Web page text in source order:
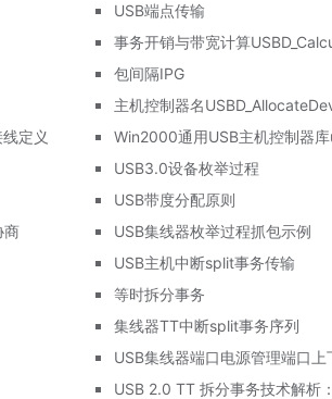
定义
商
USB端点传输
事务开销与带宽计算
包间隔IPG
主机控制器名
Win2000通用USB主机控制器
USB3.0设备枚举过程
USB带度分配原则
USB集线器枚举过程抓包示例
USB主机中断split事务传输
等时拆分事务
集线器TT中断split事务序列
USB集线器端口电源管理端口上
USB 2.0 TT 拆分事务技术解析